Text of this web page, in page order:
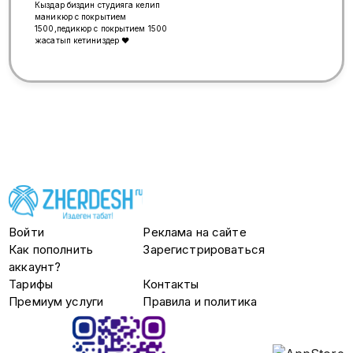
стерилизацию, расходники строго
одноразовые. * Комфорт: мягкая
кушетка, приятная атмосфера
салона и индивидуальный подбор
Кыздар биздин студияга келип
маникюр с покрытием
1500,педикюр с покрытием 1500
жасатып кетиниздер ❤️
Войти
Реклама на сайте
Как пополнить
аккаунт?
Зарегистрироваться
Тарифы
Контакты
Премиум услуги
Правила и политика